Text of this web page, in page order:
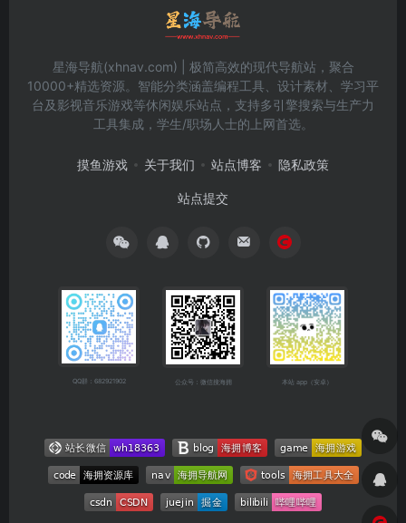
星海导航(xhnav.com) | 极简高效的现代导航站，聚合
10000+精选资源。智能分类涵盖编程工具、设计素材、学习平
台及影视音乐游戏等休闲娱乐站点，支持多引擎搜索与生产力
工具集成，学生/职场人士的上网首选。
摸鱼游戏 关于我们 站点博客 隐私政策
站点提交
QQ群：682921902 公众号：微信搜海拥 本站 app（安卓）